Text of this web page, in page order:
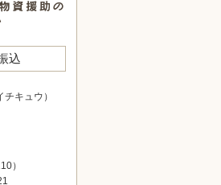
込
キュウ）
）